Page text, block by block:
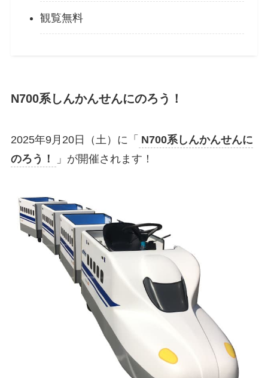
観覧無料
N700系しんかんせんにのろう！
2025年9月20日（土）に「 N700系しんかんせんに
のろう！
」が開催されます！